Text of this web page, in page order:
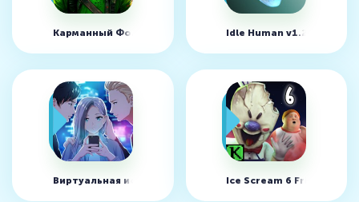
Карманный Фолыч: Экспансия v1.97.1 (MOD, много денег)
Idle Human v1.23.1
Виртуальная история любви: ChatLinx v25.10 (MOD,
Ice Scream 6 Friends: